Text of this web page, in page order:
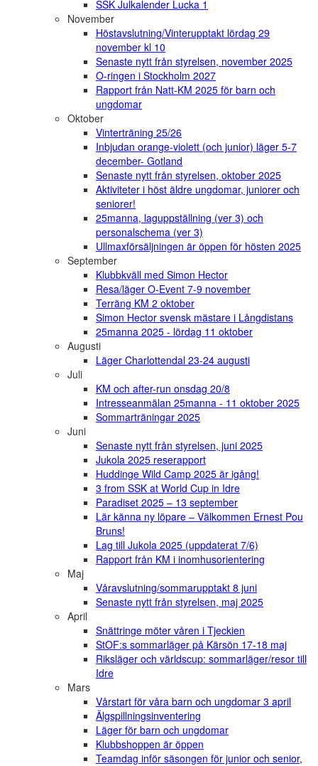
SSK Julkalender Lucka 1
November
Höstavslutning/Vinterupptakt lördag 29
november kl 10
Senaste nytt från styrelsen, november 2025
O-ringen i Stockholm 2027
Rapport från Natt-KM 2025 för barn och
ungdomar
Oktober
Vinterträning 25/26
Inbjudan orange-violett (och junior) läger 5-7
december- Gotland
Senaste nytt från styrelsen, oktober 2025
Aktiviteter i höst äldre ungdomar, juniorer och
seniorer!
25manna, laguppställning (ver 3) och
personalschema (ver 3)
Ullmaxförsäljningen är öppen för hösten 2025
September
Klubbkväll med Simon Hector
Resa/läger O-Event 7-9 november
Terräng KM 2 oktober
Simon Hector svensk mästare i Långdistans
25manna 2025 - lördag 11 oktober
Augusti
Läger Charlottendal 23-24 augusti
Juli
KM och after-run onsdag 20/8
Intresseanmälan 25manna - 11 oktober 2025
Sommarträningar 2025
Juni
Senaste nytt från styrelsen, juni 2025
Jukola 2025 reserapport
Huddinge Wild Camp 2025 är igång!
3 from SSK at World Cup in Idre
Paradiset 2025 – 13 september
Lär känna ny löpare – Välkommen Ernest Pou
Bruns!
Lag till Jukola 2025 (uppdaterat 7/6)
Rapport från KM i inomhusorientering
Maj
Våravslutning/sommarupptakt 8 juni
Senaste nytt från styrelsen, maj 2025
April
Snättringe möter våren i Tjeckien
StOF:s sommarläger på Kärsön 17-18 maj
Riksläger och världscup: sommarläger/resor till
Idre
Mars
Vårstart för våra barn och ungdomar 3 april
Älgspillningsinventering
Läger för barn och ungdomar
Klubbshoppen är öppen
Teamdag inför säsongen för junior och senior,